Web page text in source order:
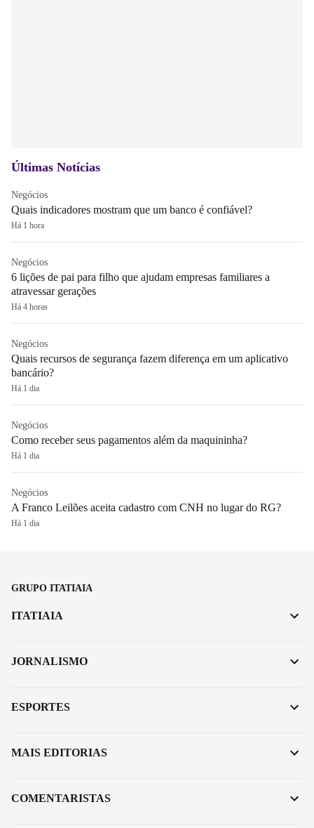
Últimas Notícias
Negócios
Quais indicadores mostram que um banco é confiável?
Há 1 hora
Negócios
6 lições de pai para filho que ajudam empresas familiares a
atravessar gerações
Há 4 horas
Negócios
Quais recursos de segurança fazem diferença em um aplicativo
bancário?
Há 1 dia
Negócios
Como receber seus pagamentos além da maquininha?
Há 1 dia
Negócios
A Franco Leilões aceita cadastro com CNH no lugar do RG?
Há 1 dia
GRUPO ITATIAIA
ITATIAIA
JORNALISMO
ESPORTES
MAIS EDITORIAS
COMENTARISTAS